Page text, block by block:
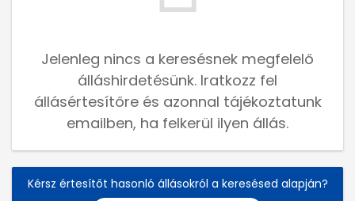
Jelenleg nincs a keresésnek megfelelő
álláshirdetésünk. Iratkozz fel
állásértesítőre és azonnal tájékoztatunk
emailben, ha felkerül ilyen állás.
Kérsz értesítőt hasonló állásokról a keresésed alapján?